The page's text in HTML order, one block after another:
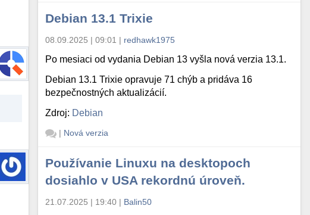
Debian 13.1 Trixie
08.09.2025 | 09:01 | redhawk1975
Po mesiaci od vydania Debian 13 vyšla nová verzia 13.1.
Debian 13.1 Trixie opravuje 71 chýb a pridáva 16
bezpečnostných aktualizácií.
Zdroj: Debian
| Nová verzia
Používanie Linuxu na desktopoch
dosiahlo v USA rekordnú úroveň.
21.07.2025 | 19:40 | Balin50